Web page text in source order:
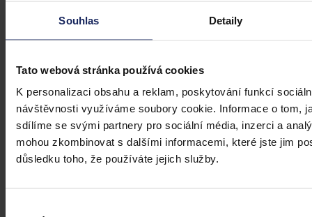
Souhlas Detaily
Tato webová stránka používá cookies
K personalizaci obsahu a reklam, poskytování funkcí
návštěvnosti využíváme soubory cookie. Informace o tom,
sdílíme se svými partnery pro sociální média, inzerci a
mohou zkombinovat s dalšími informacemi, které jste jim
důsledku toho, že používáte jejich služby.
Ruský podnik neuspěl s kasační stížností
v zahraničí neuspěl s kasační stížností kvůli zablokování českého
bankovního účtu.
ČTK • 31. července 2026, 10:55